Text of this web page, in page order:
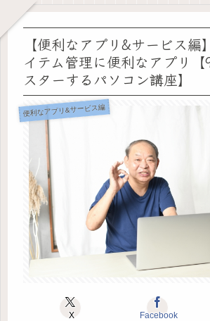
【便利なアプリ&サービス編
イテム管理に便利なアプリ
スターするパソコン講座】
便利なアプリ&サービス編
X Facebook